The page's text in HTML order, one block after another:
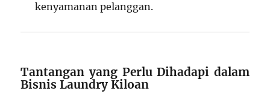
kenyamanan pelanggan.
Tantangan yang Perlu Dihadapi dalam
Bisnis Laundry Kiloan